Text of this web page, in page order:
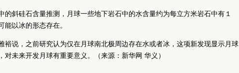
的斜硅石含量推测，月球一些地下岩石中的水含量约为每立方米岩石中有１
能以冰的形态存在。
裕说，之前研究认为仅在月球南北极周边存在水或者冰，这项新发现显示月球
对未来开发月球有重要意义。（来源：新华网 华义）